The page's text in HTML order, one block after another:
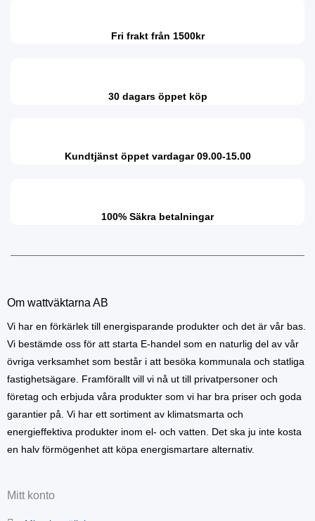
Fri frakt från 1500kr
30 dagars öppet köp
Kundtjänst öppet vardagar 09.00-15.00
100% Säkra betalningar
Om wattväktarna AB
Vi har en förkärlek till energisparande produkter och det är vår bas.
Vi bestämde oss för att starta E-handel som en naturlig del av vår
övriga verksamhet som består i att besöka kommunala och statliga
fastighetsägare. Framförallt vill vi nå ut till privatpersoner och
företag och erbjuda våra produkter som vi har bra priser och goda
garantier på. Vi har ett sortiment av klimatsmarta och
energieffektiva produkter inom el- och vatten. Det ska ju inte kosta
en halv förmögenhet att köpa energismartare alternativ.
Mitt konto